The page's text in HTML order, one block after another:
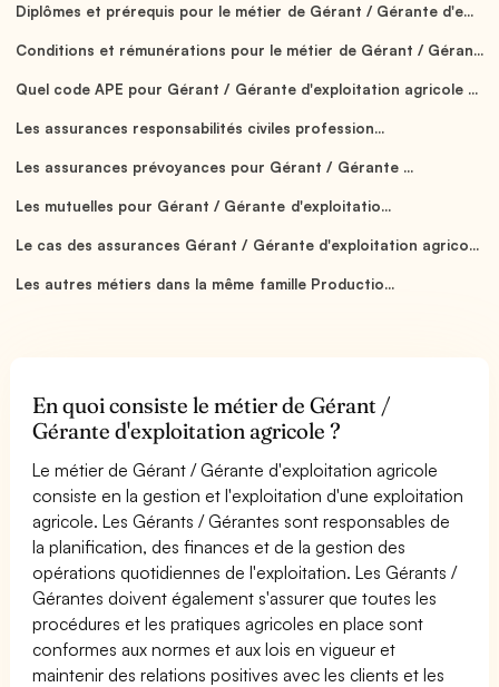
Diplômes et prérequis pour le métier de Gérant / Gérante d'e...
Conditions et rémunérations pour le métier de Gérant / Géran...
Quel code APE pour Gérant / Gérante d'exploitation agricole ...
Les assurances responsabilités civiles profession...
Les assurances prévoyances pour Gérant / Gérante ...
Les mutuelles pour Gérant / Gérante d'exploitatio...
Le cas des assurances Gérant / Gérante d'exploitation agrico...
Les autres métiers dans la même famille Productio...
En quoi consiste le métier de Gérant /
Gérante d'exploitation agricole ?
Le métier de Gérant / Gérante d'exploitation agricole
consiste en la gestion et l'exploitation d'une exploitation
agricole. Les Gérants / Gérantes sont responsables de
la planification, des finances et de la gestion des
opérations quotidiennes de l'exploitation. Les Gérants /
Gérantes doivent également s'assurer que toutes les
procédures et les pratiques agricoles en place sont
conformes aux normes et aux lois en vigueur et
maintenir des relations positives avec les clients et les